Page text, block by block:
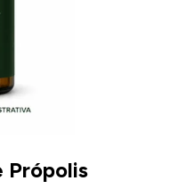
Própolis